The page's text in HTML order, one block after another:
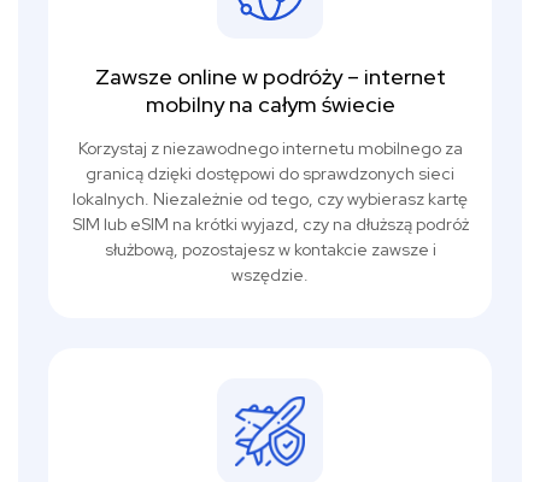
Zawsze online w podróży – internet
mobilny na całym świecie
Korzystaj z niezawodnego internetu mobilnego za
granicą dzięki dostępowi do sprawdzonych sieci
lokalnych. Niezależnie od tego, czy wybierasz kartę
SIM lub eSIM na krótki wyjazd, czy na dłuższą podróż
służbową, pozostajesz w kontakcie zawsze i
wszędzie.